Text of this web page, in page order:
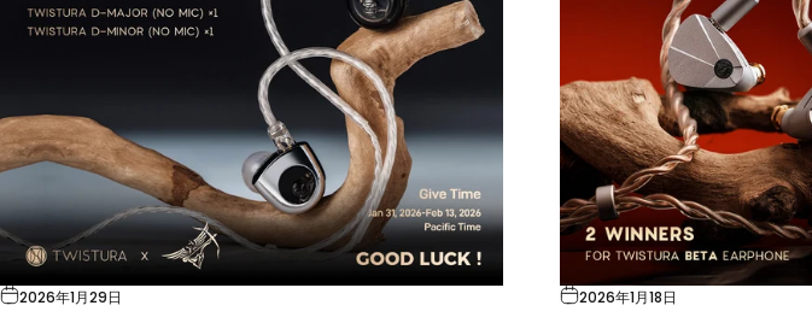
2026年1月29日 2026年1月18日